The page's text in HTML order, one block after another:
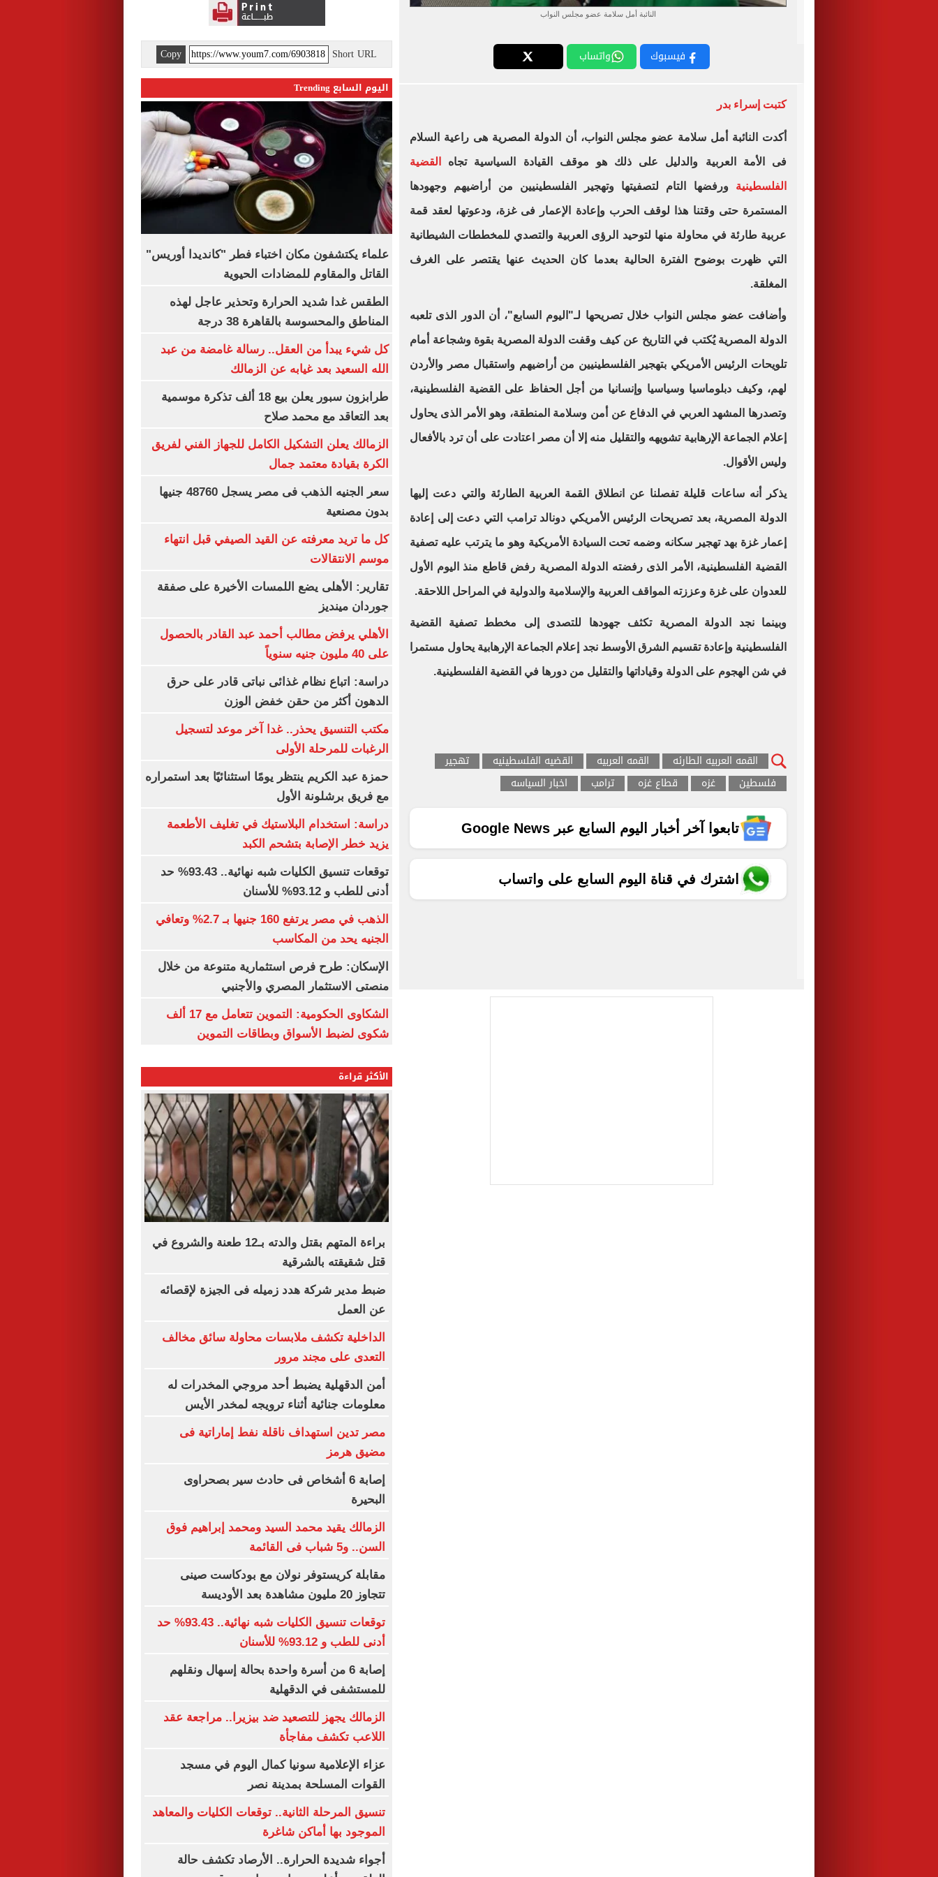
النائبة أمل سلامة عضو مجلس النواب
فيسبوك واتساب
كتبت إسراء بدر
أكدت النائبة أمل سلامة عضو مجلس النواب، أن الدولة المصرية هى راعية السلام
فى الأمة العربية والدليل على ذلك هو موقف القيادة السياسية تجاه القضية
الفلسطينية ورفضها التام لتصفيتها وتهجير الفلسطينيين من أراضيهم وجهودها
المستمرة حتى وقتنا هذا لوقف الحرب وإعادة الإعمار فى غزة، ودعوتها لعقد قمة
عربية طارئة في محاولة منها لتوحيد الرؤى العربية والتصدي للمخططات الشيطانية
التي ظهرت بوضوح الفترة الحالية بعدما كان الحديث عنها يقتصر على الغرف
المغلقة.
وأضافت عضو مجلس النواب خلال تصريحها لـ"اليوم السابع"، أن الدور الذى تلعبه
الدولة المصرية يُكتب في التاريخ عن كيف وقفت الدولة المصرية بقوة وشجاعة أمام
تلويحات الرئيس الأمريكي بتهجير الفلسطينيين من أراضيهم واستقبال مصر والأردن
لهم، وكيف دبلوماسيا وسياسيا وإنسانيا من أجل الحفاظ على القضية الفلسطينية،
وتصدرها المشهد العربي في الدفاع عن أمن وسلامة المنطقة، وهو الأمر الذى يحاول
إعلام الجماعة الإرهابية تشويهه والتقليل منه إلا أن مصر اعتادت على أن ترد بالأفعال
وليس الأقوال.
يذكر أنه ساعات قليلة تفصلنا عن انطلاق القمة العربية الطارئة والتي دعت إليها
الدولة المصرية، بعد تصريحات الرئيس الأمريكي دونالد ترامب التي دعت إلى إعادة
إعمار غزة بهد تهجير سكانه وضمه تحت السيادة الأمريكية وهو ما يترتب عليه تصفية
القضية الفلسطينية، الأمر الذى رفضته الدولة المصرية رفض قاطع منذ اليوم الأول
للعدوان على غزة وعززته المواقف العربية والإسلامية والدولية في المراحل اللاحقة.
وبينما نجد الدولة المصرية تكثف جهودها للتصدى إلى مخطط تصفية القضية
الفلسطينية وإعادة تقسيم الشرق الأوسط نجد إعلام الجماعة الإرهابية يحاول مستمرا
في شن الهجوم على الدولة وقياداتها والتقليل من دورها في القضية الفلسطينية.
القمه العربيه الطارئه القمه العربيه القضيه الفلسطينيه
تهجير
فلسطين
غزه قطاع غزه ترامب اخبار السياسه
تابعوا آخر أخبار اليوم السابع عبر Google News
اشترك في قناة اليوم السابع على واتساب
Short URL
Copy
اليوم السابع Trending
علماء يكتشفون مكان اختباء فطر "كانديدا أوريس"
القاتل والمقاوم للمضادات الحيوية
الطقس غدا شديد الحرارة وتحذير عاجل لهذه
المناطق والمحسوسة بالقاهرة 38 درجة
كل شيء يبدأ من العقل.. رسالة غامضة من عبد
الله السعيد بعد غيابه عن الزمالك
طرابزون سبور يعلن بيع 18 ألف تذكرة موسمية
بعد التعاقد مع محمد صلاح
الزمالك يعلن التشكيل الكامل للجهاز الفني لفريق
الكرة بقيادة معتمد جمال
سعر الجنيه الذهب فى مصر يسجل 48760 جنيها
بدون مصنعية
كل ما تريد معرفته عن القيد الصيفي قبل انتهاء
موسم الانتقالات
تقارير: الأهلى يضع اللمسات الأخيرة على صفقة
جوردان مينديز
الأهلي يرفض مطالب أحمد عبد القادر بالحصول
على 40 مليون جنيه سنوياً
دراسة: اتباع نظام غذائى نباتى قادر على حرق
الدهون أكثر من حقن خفض الوزن
مكتب التنسيق يحذر.. غدا آخر موعد لتسجيل
الرغبات للمرحلة الأولى
حمزة عبد الكريم ينتظر يومًا استثنائيًا بعد استمراره
مع فريق برشلونة الأول
دراسة: استخدام البلاستيك في تغليف الأطعمة
يزيد خطر الإصابة بتشحم الكبد
توقعات تنسيق الكليات شبه نهائية.. 93.43% حد
أدنى للطب و 93.12% للأسنان
الذهب في مصر يرتفع 160 جنيها بـ 2.7% وتعافي
الجنيه يحد من المكاسب
الإسكان: طرح فرص استثمارية متنوعة من خلال
منصتى الاستثمار المصري والأجنبي
الشكاوى الحكومية: التموين تتعامل مع 17 ألف
شكوى لضبط الأسواق وبطاقات التموين
الأكثر قراءة
براءة المتهم بقتل والدته بـ12 طعنة والشروع في
قتل شقيقته بالشرقية
ضبط مدير شركة هدد زميله فى الجيزة لإقصائه
عن العمل
الداخلية تكشف ملابسات محاولة سائق مخالف
التعدى على مجند مرور
أمن الدقهلية يضبط أحد مروجي المخدرات له
معلومات جنائية أثناء ترويجه لمخدر الأيس
مصر تدين استهداف ناقلة نفط إماراتية فى
مضيق هرمز
إصابة 6 أشخاص فى حادث سير بصحراوى
البحيرة
الزمالك يقيد محمد السيد ومحمد إبراهيم فوق
السن.. و5 شباب فى القائمة
مقابلة كريستوفر نولان مع بودكاست صينى
تتجاوز 20 مليون مشاهدة بعد الأوديسة
توقعات تنسيق الكليات شبه نهائية.. 93.43% حد
أدنى للطب و 93.12% للأسنان
إصابة 6 من أسرة واحدة بحالة إسهال ونقلهم
للمستشفى في الدقهلية
الزمالك يجهز للتصعيد ضد بيزيرا.. مراجعة عقد
اللاعب تكشف مفاجأة
عزاء الإعلامية سونيا كمال اليوم في مسجد
القوات المسلحة بمدينة نصر
تنسيق المرحلة الثانية.. توقعات الكليات والمعاهد
الموجود بها أماكن شاغرة
أجواء شديدة الحرارة.. الأرصاد تكشف حالة